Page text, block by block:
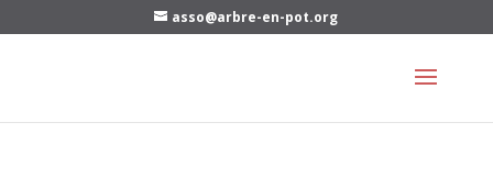
asso@arbre-en-pot.org